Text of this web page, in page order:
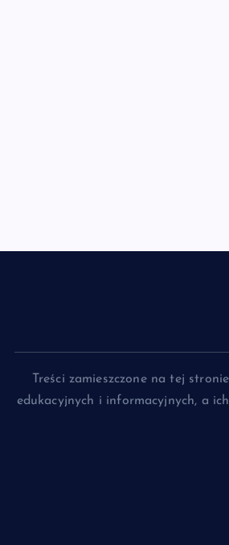
Treści zamieszczone na tej
edukacyjnych i informacyjnych, a